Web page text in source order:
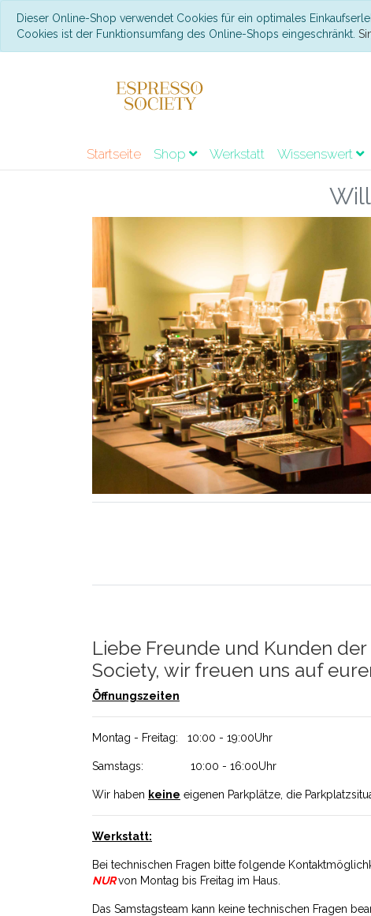
Dieser Online-Shop verwendet Cookies für ein optimales
Cookies ist der Funktionsumfang des Online-Shops eingeschränkt.
Startseite Shop Werkstatt Wissenswert
Liebe Freunde und Kunden der
Society, wir freuen uns auf
Öffnungszeiten
Montag - Freitag: 10:00 - 19:00Uhr
Samstags: 10:00 - 16:00Uhr
Wir haben keine eigenen Parkplätze, die
Werkstatt:
Bei technischen Fragen bitte folgende
NURvon Montag bis Freitag im Haus.
Das Samstagsteam kann keine technischen Fragen